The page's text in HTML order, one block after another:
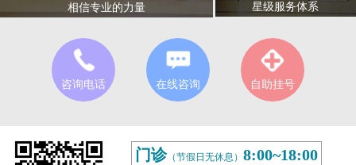
相信专业的力量 星级服务体系
咨询电话 在线咨询 自助挂号
门诊（节假日无休息） 8:00~18:00